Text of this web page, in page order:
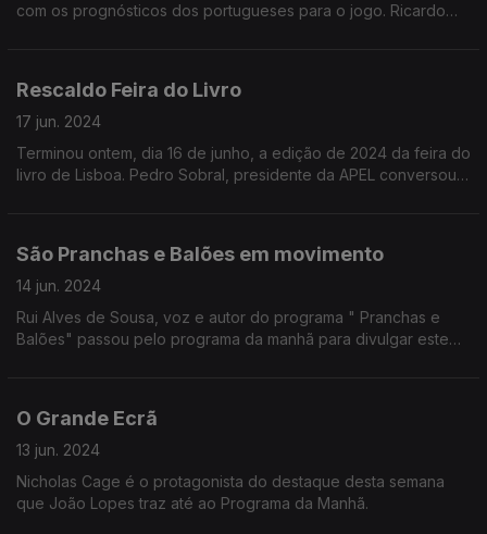
com os prognósticos dos portugueses para o jogo. Ricardo
Rescaldo Feira do Livro
17 jun. 2024
Terminou ontem, dia 16 de junho, a edição de 2024 da feira do
livro de Lisboa. Pedro Sobral, presidente da APEL conversou
São Pranchas e Balões em movimento
14 jun. 2024
Rui Alves de Sousa, voz e autor do programa " Pranchas e
Balões" passou pelo programa da manhã para divulgar este
O Grande Ecrã
13 jun. 2024
Nicholas Cage é o protagonista do destaque desta semana
que João Lopes traz até ao Programa da Manhã.